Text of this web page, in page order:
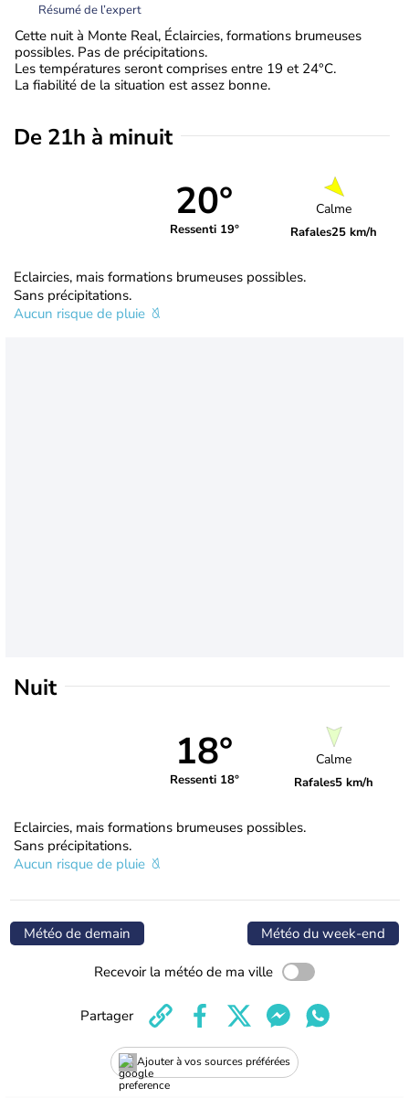
Résumé de l’expert
Cette nuit à Monte Real, Éclaircies, formations brumeuses
possibles. Pas de précipitations.
Les températures seront comprises entre 19 et 24°C.
La fiabilité de la situation est assez bonne.
De 21h à minuit
20°
Ressenti 19°
Calme
Rafales25 km/h
Eclaircies, mais formations brumeuses possibles.
Sans précipitations.
Aucun risque de pluie
Nuit
18°
Ressenti 18°
Calme
Rafales5 km/h
Eclaircies, mais formations brumeuses possibles.
Sans précipitations.
Aucun risque de pluie
Météo de demain Météo du week-end
Recevoir la météo de ma ville
Ajouter à vos sources préférées
Partager